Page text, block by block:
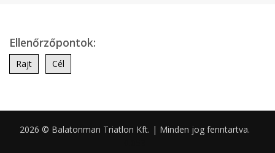
Ellenőrzőpontok:
Rajt Cél
2026 © Balatonman Triatlon Kft. | Minden jog fenntartva.